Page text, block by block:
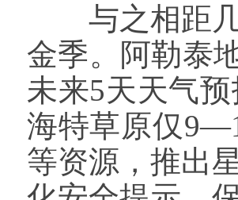
与之相距几
金季。阿勒泰
未来5天天气
海特草原仅
等资源，推出